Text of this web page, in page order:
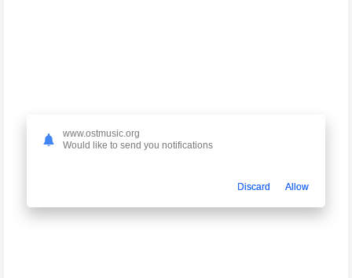
www.ostmusic.org
Would like to send you notifications
Discard Allow